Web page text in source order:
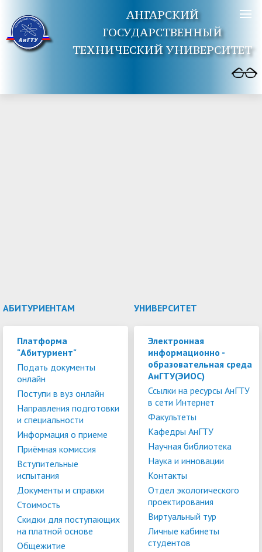
АНГАРСКИЙ
ГОСУДАРСТВЕННЫЙ
ТЕХНИЧЕСКИЙ УНИВЕРСИТЕТ
АБИТУРИЕНТАМ
Платформа
"Абитуриент"
Подать документы
онлайн
Поступи в вуз онлайн
Направления подготовки
и специальности
Информация о приеме
Приёмная комиссия
Вступительные
испытания
Документы и справки
Стоимость
Скидки для поступающих
на платной основе
Общежитие
УНИВЕРСИТЕТ
Электронная
информационно -
образовательная среда
АнГТУ(ЭИОС)
Ссылки на ресурсы АнГТУ
в сети Интернет
Факультеты
Кафедры АнГТУ
Научная библиотека
Наука и инновации
Контакты
Отдел экологического
проектирования
Виртуальный тур
Личные кабинеты
студентов